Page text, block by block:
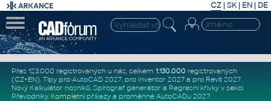
CZ | SK| EN | DE
Přes 123.000 registrovaných u nás, celkem 1.130.000registrovaných
(CZ+EN). Tipy pro AutoCAD 2027, pro Inventor 2027a pro Revit 2027.
Nový Kalkulátor nosníků, Spirograf generátor a Regresní křivkyv sekci
Převodníky. Kompletní příkazya proměnné AutoCADu 2027.